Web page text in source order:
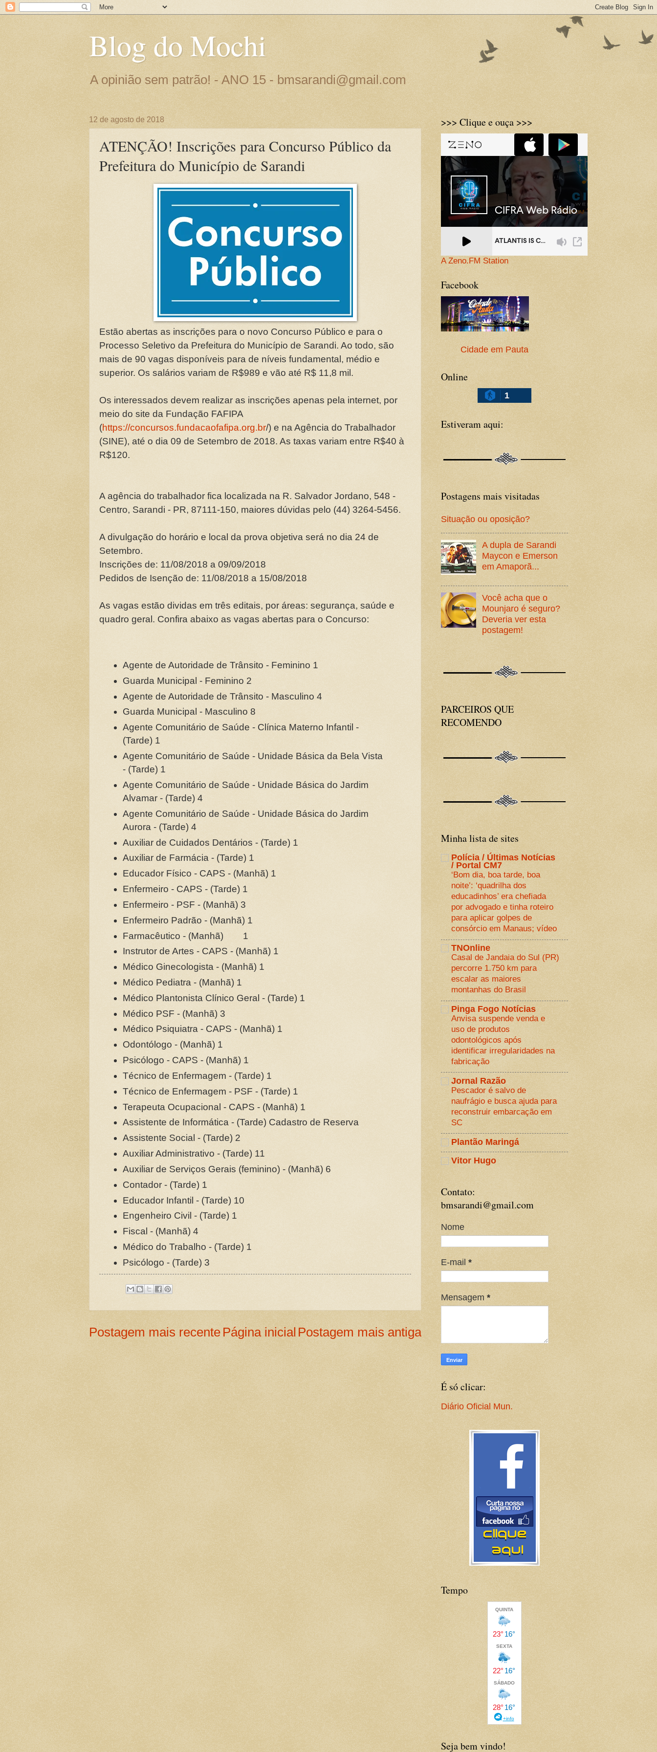
Blog do Mochi
A opinião sem patrão! - ANO 15 - bmsarandi@gmail.com
12 de agosto de 2018
ATENÇÃO! Inscrições para Concurso Público da
Prefeitura do Município de Sarandi
Estão abertas as inscrições para o novo Concurso Público e para o
Processo Seletivo da Prefeitura do Município de Sarandi. Ao todo, são
mais de 90 vagas disponíveis para de níveis fundamental, médio e
superior. Os salários variam de R$989 e vão até R$ 11,8 mil.
Os interessados devem realizar as inscrições apenas pela internet, por
meio do site da Fundação FAFIPA
(https://concursos.fundacaofafipa.org.br/) e na Agência do Trabalhador
(SINE), até o dia 09 de Setembro de 2018. As taxas variam entre R$40 à
R$120.
A agência do trabalhador fica localizada na R. Salvador Jordano, 548 -
Centro, Sarandi - PR, 87111-150, maiores dúvidas pelo (44) 3264-5456.
A divulgação do horário e local da prova objetiva será no dia 24 de
Setembro.
Inscrições de: 11/08/2018 a 09/09/2018
Pedidos de Isenção de: 11/08/2018 a 15/08/2018
As vagas estão dividas em três editais, por áreas: segurança, saúde e
quadro geral. Confira abaixo as vagas abertas para o Concurso:
Agente de Autoridade de Trânsito - Feminino 1
Guarda Municipal - Feminino 2
Agente de Autoridade de Trânsito - Masculino 4
Guarda Municipal - Masculino 8
Agente Comunitário de Saúde - Clínica Materno Infantil -
(Tarde) 1
Agente Comunitário de Saúde - Unidade Básica da Bela Vista
- (Tarde) 1
Agente Comunitário de Saúde - Unidade Básica do Jardim
Alvamar - (Tarde) 4
Agente Comunitário de Saúde - Unidade Básica do Jardim
Aurora - (Tarde) 4
Auxiliar de Cuidados Dentários - (Tarde) 1
Auxiliar de Farmácia - (Tarde) 1
Educador Físico - CAPS - (Manhã) 1
Enfermeiro - CAPS - (Tarde) 1
Enfermeiro - PSF - (Manhã) 3
Enfermeiro Padrão - (Manhã) 1
Farmacêutico - (Manhã) 1
Instrutor de Artes - CAPS - (Manhã) 1
Médico Ginecologista - (Manhã) 1
Médico Pediatra - (Manhã) 1
Médico Plantonista Clínico Geral - (Tarde) 1
Médico PSF - (Manhã) 3
Médico Psiquiatra - CAPS - (Manhã) 1
Odontólogo - (Manhã) 1
Psicólogo - CAPS - (Manhã) 1
Técnico de Enfermagem - (Tarde) 1
Técnico de Enfermagem - PSF - (Tarde) 1
Terapeuta Ocupacional - CAPS - (Manhã) 1
Assistente de Informática - (Tarde) Cadastro de Reserva
Assistente Social - (Tarde) 2
Auxiliar Administrativo - (Tarde) 11
Auxiliar de Serviços Gerais (feminino) - (Manhã) 6
Contador - (Tarde) 1
Educador Infantil - (Tarde) 10
Engenheiro Civil - (Tarde) 1
Fiscal - (Manhã) 4
Médico do Trabalho - (Tarde) 1
Psicólogo - (Tarde) 3
Postagem mais recente Postagem mais antiga
Página inicial
>>> Clique e ouça >>>
A Zeno.FM Station
Facebook
Cidade em Pauta
Online
1
Estiveram aqui:
Postagens mais visitadas
Situação ou oposição?
A dupla de Sarandi
Maycon e Emerson
em Amaporã...
Você acha que o
Mounjaro é seguro?
Deveria ver esta
postagem!
PARCEIROS QUE
RECOMENDO
Minha lista de sites
Polícia / Últimas Notícias
/ Portal CM7
‘Bom dia, boa tarde, boa
noite’: ‘quadrilha dos
educadinhos’ era chefiada
por advogado e tinha roteiro
para aplicar golpes de
consórcio em Manaus; vídeo
TNOnline
Casal de Jandaia do Sul (PR)
percorre 1.750 km para
escalar as maiores
montanhas do Brasil
Pinga Fogo Notícias
Anvisa suspende venda e
uso de produtos
odontológicos após
identificar irregularidades na
fabricação
Jornal Razão
Pescador é salvo de
naufrágio e busca ajuda para
reconstruir embarcação em
SC
Plantão Maringá
Vitor Hugo
Contato:
bmsarandi@gmail.com
Nome
E-mail *
Mensagem *
É só clicar:
Diário Oficial Mun.
Tempo
Seja bem vindo!